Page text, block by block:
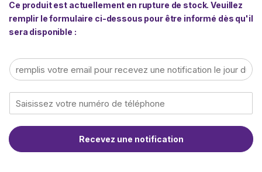
Ce produit est actuellement en rupture de stock. Veuillez
remplir le formulaire ci-dessous pour être informé dès qu'il
sera disponible :
E
m
é
p
Recevez une notification